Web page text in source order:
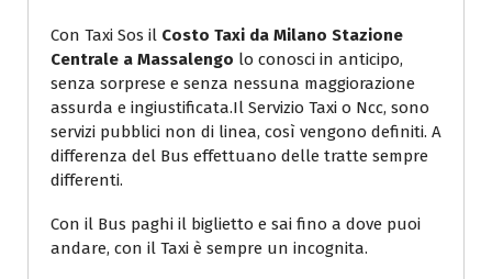
Con Taxi Sos il Costo Taxi da Milano Stazione
Centrale a Massalengo lo conosci in anticipo,
senza sorprese e senza nessuna maggiorazione
assurda e ingiustificata.Il Servizio Taxi o Ncc, sono
servizi pubblici non di linea, così vengono definiti. A
differenza del Bus effettuano delle tratte sempre
differenti.
Con il Bus paghi il biglietto e sai fino a dove puoi
andare, con il Taxi è sempre un incognita.